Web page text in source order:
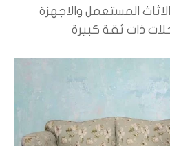
المستعمل والاجهزة
ذات ثقة كبيرة